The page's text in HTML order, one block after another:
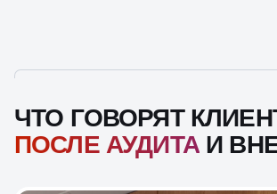
ЧТО ГОВОРЯТ
ПОСЛЕ АУДИТАИ